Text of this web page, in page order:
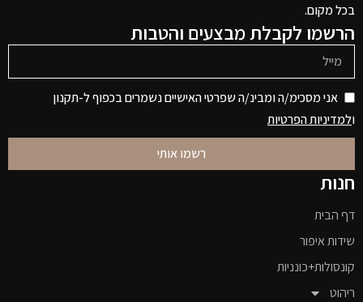
בכל מקום.
הרשמו לקבלת מבצעים והטבות
אני מסכימ/ה ומבינ/ה שפרטי האישיים נשמרים בכפוף ל-תקנון
ולמדיניות הפרטיות
רשמו אותי
חנות
דף הבית
שידות איפור
קונסולות+כונניות
ריהוט